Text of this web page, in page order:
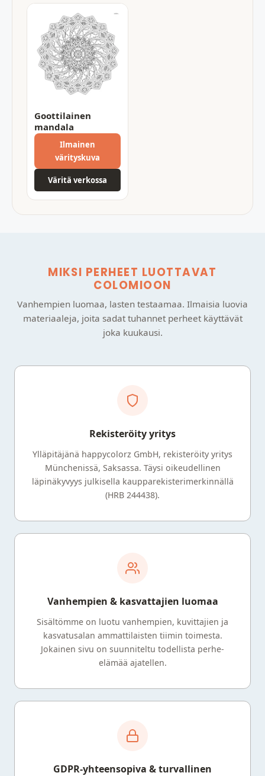
Goottilainen
mandala
Ilmainen
värityskuva
Väritä verkossa
MIKSI PERHEET LUOTTAVAT
COLOMIOON
Vanhempien luomaa, lasten testaamaa. Ilmaisia luovia
materiaaleja, joita sadat tuhannet perheet käyttävät
joka kuukausi.
Rekisteröity yritys
Ylläpitäjänä happycolorz GmbH, rekisteröity yritys
Münchenissä, Saksassa. Täysi oikeudellinen
läpinäkyvyys julkisella kaupparekisterimerkinnällä
(HRB 244438).
Vanhempien & kasvattajien luomaa
Sisältömme on luotu vanhempien, kuvittajien ja
kasvatusalan ammattilaisten tiimin toimesta.
Jokainen sivu on suunniteltu todellista perhe-
elämää ajatellen.
GDPR-yhteensopiva & turvallinen